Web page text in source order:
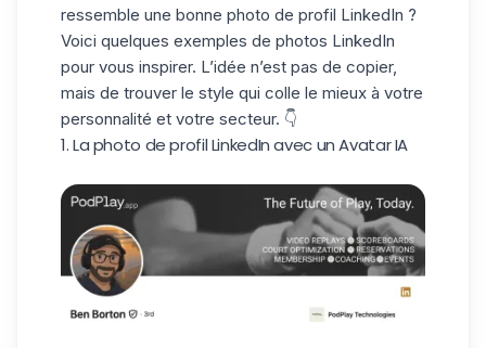
ressemble une bonne photo de profil LinkedIn ?
Voici quelques exemples de photos LinkedIn
pour vous inspirer. L’idée n’est pas de copier,
mais de trouver le style qui colle le mieux à votre
personnalité et votre secteur. 👇
1. La photo de profil LinkedIn avec un Avatar IA